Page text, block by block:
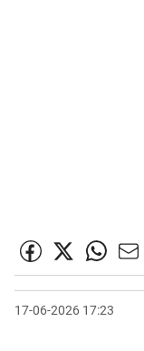
17-06-2026 17:23